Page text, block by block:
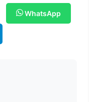
WhatsApp